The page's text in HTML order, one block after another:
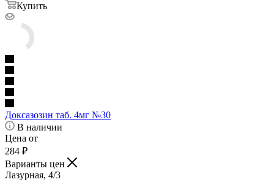
Купить
Доксазозин таб. 4мг №30
В наличии
Цена от
284 ₽
Варианты цен
Лазурная, 4/3